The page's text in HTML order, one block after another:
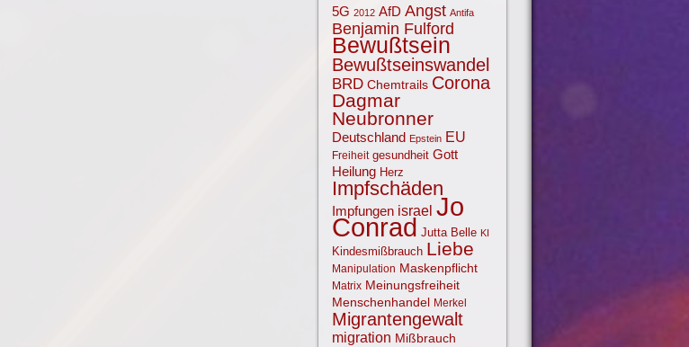
5G 2012 AfD Angst Antifa
Benjamin Fulford
Bewußtsein
Bewußtseinswandel
BRD Chemtrails Corona
Dagmar
Neubronner
Deutschland Epstein EU
Freiheit gesundheit Gott
Heilung Herz
Impfschäden
Impfungen israel Jo
Conrad Jutta Belle KI
Kindesmißbrauch Liebe
Manipulation Maskenpflicht
Matrix Meinungsfreiheit
Menschenhandel Merkel
Migrantengewalt
migration Mißbrauch